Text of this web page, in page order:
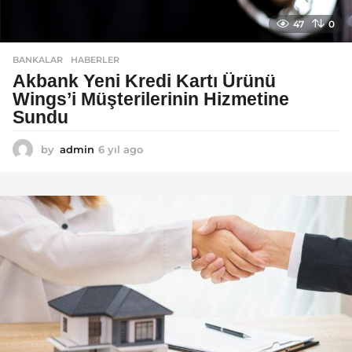
47 0
BANKALAR ,HABERLER
Akbank Yeni Kredi Kartı Ürünü
Wings’i Müşterilerinin Hizmetine
Sundu
by admin 6 yıl ago